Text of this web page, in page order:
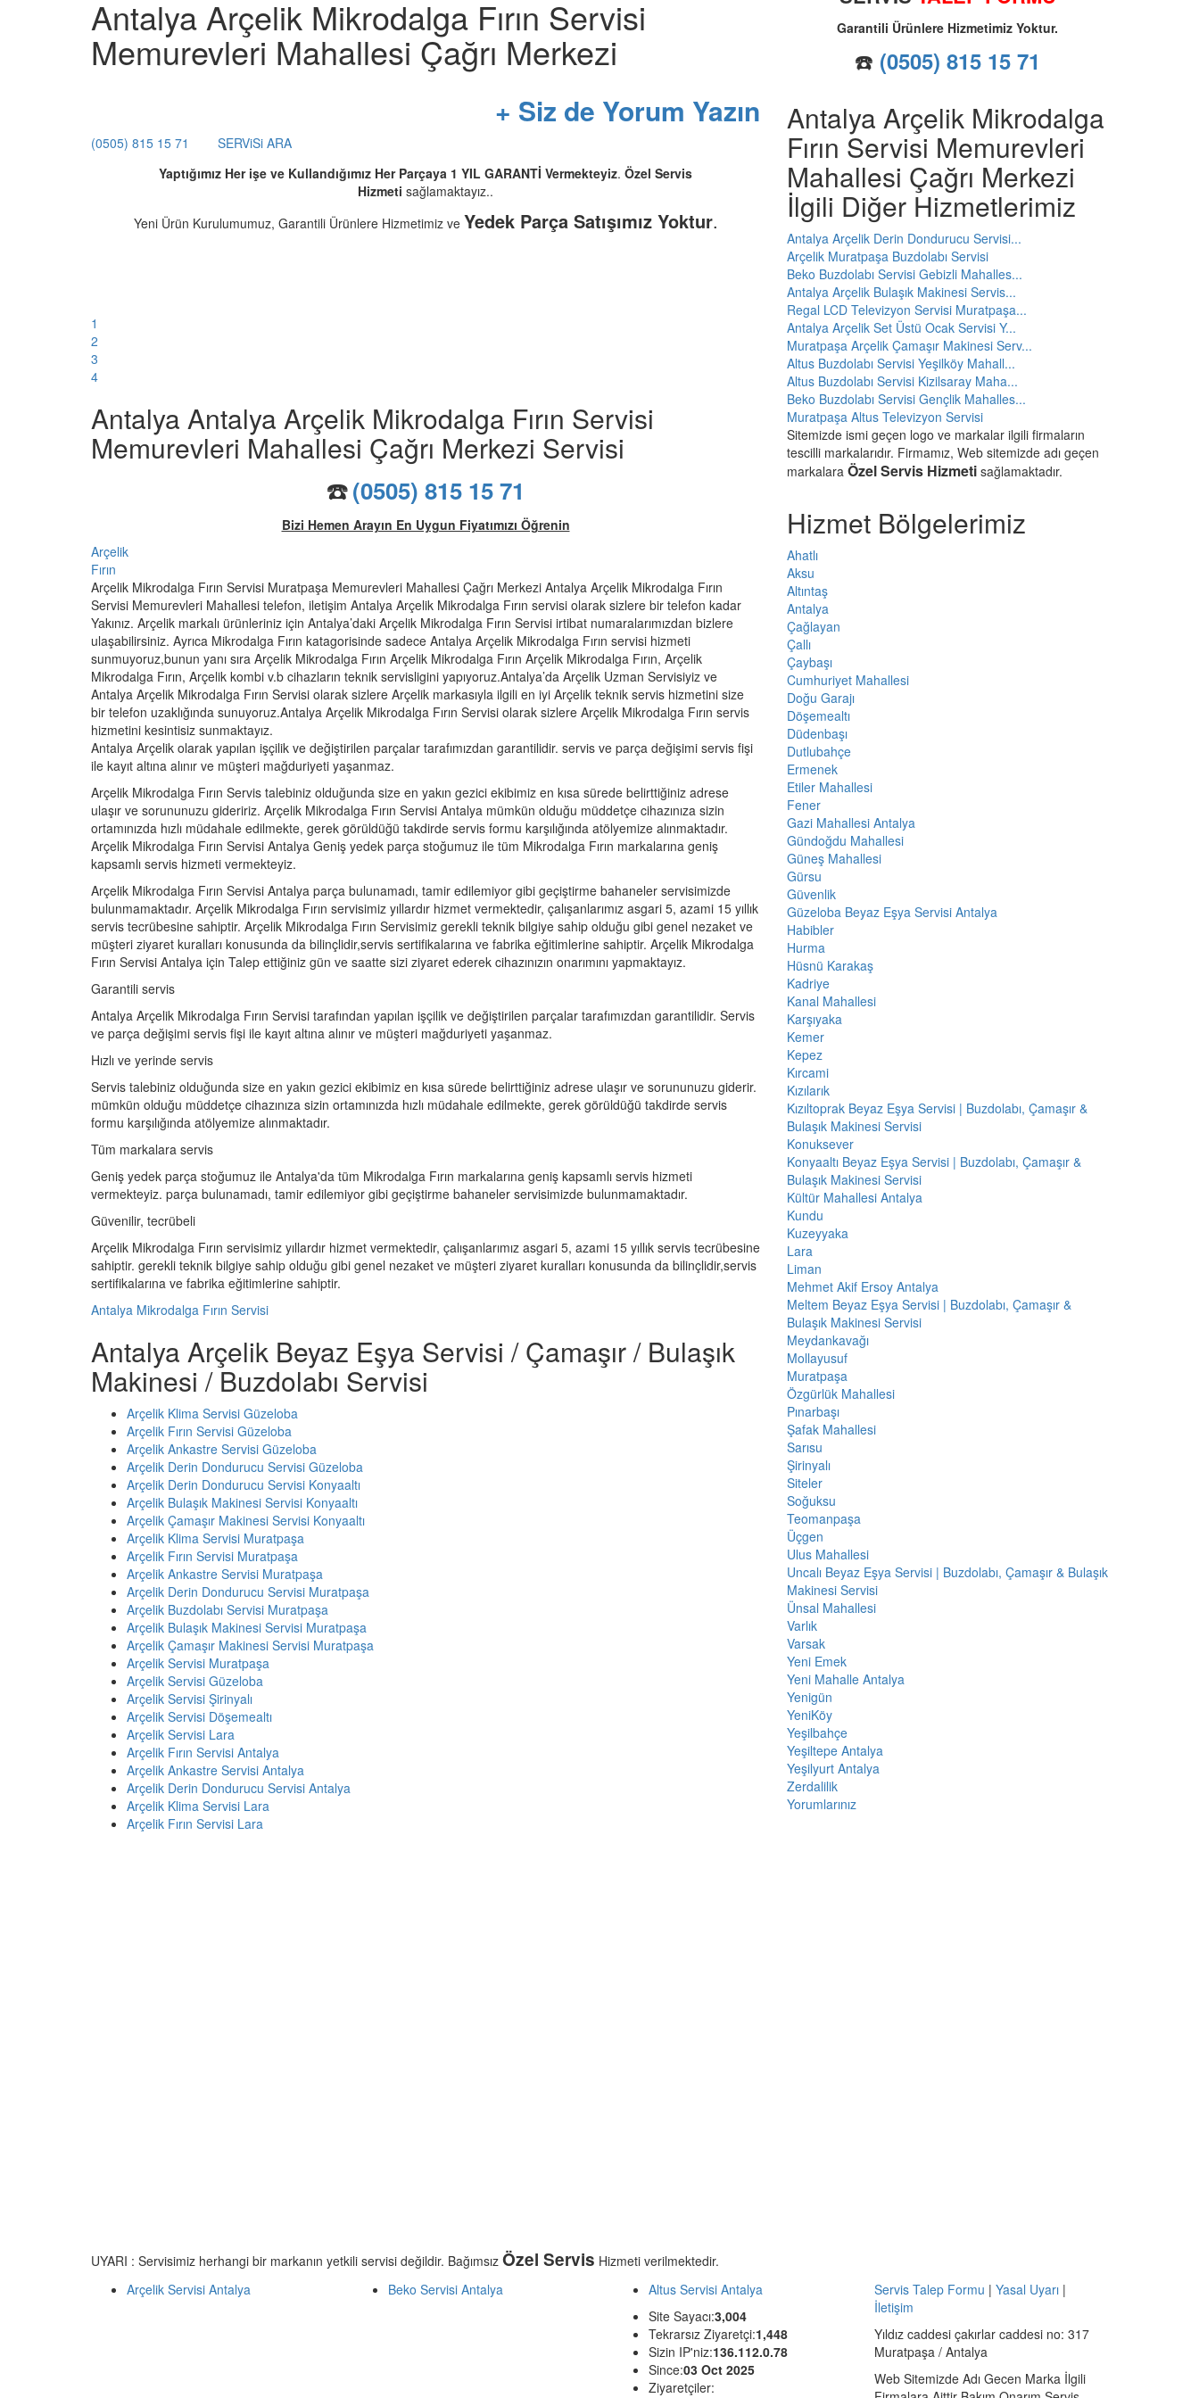
Antalya Arçelik Mikrodalga Fırın Servisi
Memurevleri Mahallesi Çağrı Merkezi
+ Siz de Yorum Yazın
(0505) 815 15 71
SERViSi ARA
Yaptığımız Her işe ve Kullandığımız Her Parçaya 1 YIL GARANTİ Vermekteyiz. Özel Servis
Hizmeti sağlamaktayız..
Yeni Ürün Kurulumumuz, Garantili Ürünlere Hizmetimiz ve Yedek Parça Satışımız Yoktur.
1
2
3
4
Antalya Antalya Arçelik Mikrodalga Fırın Servisi
Memurevleri Mahallesi Çağrı Merkezi Servisi
☎️(0505) 815 15 71
Bizi Hemen Arayın En Uygun Fiyatımızı Öğrenin
Arçelik
Fırın
Arçelik Mikrodalga Fırın Servisi Muratpaşa Memurevleri Mahallesi Çağrı Merkezi Antalya Arçelik Mikrodalga Fırın
Servisi Memurevleri Mahallesi telefon, iletişim Antalya Arçelik Mikrodalga Fırın servisi olarak sizlere bir telefon kadar
Yakınız. Arçelik markalı ürünleriniz için Antalya’daki Arçelik Mikrodalga Fırın Servisi irtibat numaralarımızdan bizlere
ulaşabilirsiniz. Ayrıca Mikrodalga Fırın katagorisinde sadece Antalya Arçelik Mikrodalga Fırın servisi hizmeti
sunmuyoruz,bunun yanı sıra Arçelik Mikrodalga Fırın Arçelik Mikrodalga Fırın Arçelik Mikrodalga Fırın, Arçelik
Mikrodalga Fırın, Arçelik kombi v.b cihazların teknik servisligini yapıyoruz.Antalya’da Arçelik Uzman Servisiyiz ve
Antalya Arçelik Mikrodalga Fırın Servisi olarak sizlere Arçelik markasıyla ilgili en iyi Arçelik teknik servis hizmetini size
bir telefon uzaklığında sunuyoruz.Antalya Arçelik Mikrodalga Fırın Servisi olarak sizlere Arçelik Mikrodalga Fırın servis
hizmetini kesintisiz sunmaktayız.
Antalya Arçelik olarak yapılan işçilik ve değiştirilen parçalar tarafımızdan garantilidir. servis ve parça değişimi servis fişi
ile kayıt altına alınır ve müşteri mağduriyeti yaşanmaz.
Arçelik Mikrodalga Fırın Servis talebiniz olduğunda size en yakın gezici ekibimiz en kısa sürede belirttiğiniz adrese
ulaşır ve sorununuzu gideririz. Arçelik Mikrodalga Fırın Servisi Antalya mümkün olduğu müddetçe cihazınıza sizin
ortamınızda hızlı müdahale edilmekte, gerek görüldüğü takdirde servis formu karşılığında atölyemize alınmaktadır.
Arçelik Mikrodalga Fırın Servisi Antalya Geniş yedek parça stoğumuz ile tüm Mikrodalga Fırın markalarına geniş
kapsamlı servis hizmeti vermekteyiz.
Arçelik Mikrodalga Fırın Servisi Antalya parça bulunamadı, tamir edilemiyor gibi geçiştirme bahaneler servisimizde
bulunmamaktadır. Arçelik Mikrodalga Fırın servisimiz yıllardır hizmet vermektedir, çalışanlarımız asgari 5, azami 15 yıllık
servis tecrübesine sahiptir. Arçelik Mikrodalga Fırın Servisimiz gerekli teknik bilgiye sahip olduğu gibi genel nezaket ve
müşteri ziyaret kuralları konusunda da bilinçlidir,servis sertifikalarına ve fabrika eğitimlerine sahiptir. Arçelik Mikrodalga
Fırın Servisi Antalya için Talep ettiğiniz gün ve saatte sizi ziyaret ederek cihazınızın onarımını yapmaktayız.
Garantili servis
Antalya Arçelik Mikrodalga Fırın Servisi tarafından yapılan işçilik ve değiştirilen parçalar tarafımızdan garantilidir. Servis
ve parça değişimi servis fişi ile kayıt altına alınır ve müşteri mağduriyeti yaşanmaz.
Hızlı ve yerinde servis
Servis talebiniz olduğunda size en yakın gezici ekibimiz en kısa sürede belirttiğiniz adrese ulaşır ve sorununuzu giderir.
mümkün olduğu müddetçe cihazınıza sizin ortamınızda hızlı müdahale edilmekte, gerek görüldüğü takdirde servis
formu karşılığında atölyemize alınmaktadır.
Tüm markalara servis
Geniş yedek parça stoğumuz ile Antalya'da tüm Mikrodalga Fırın markalarına geniş kapsamlı servis hizmeti
vermekteyiz. parça bulunamadı, tamir edilemiyor gibi geçiştirme bahaneler servisimizde bulunmamaktadır.
Güvenilir, tecrübeli
Arçelik Mikrodalga Fırın servisimiz yıllardır hizmet vermektedir, çalışanlarımız asgari 5, azami 15 yıllık servis tecrübesine
sahiptir. gerekli teknik bilgiye sahip olduğu gibi genel nezaket ve müşteri ziyaret kuralları konusunda da bilinçlidir,servis
sertifikalarına ve fabrika eğitimlerine sahiptir.
Antalya Mikrodalga Fırın Servisi
Antalya Arçelik Beyaz Eşya Servisi / Çamaşır / Bulaşık
Makinesi / Buzdolabı Servisi
Arçelik Klima Servisi Güzeloba
Arçelik Fırın Servisi Güzeloba
Arçelik Ankastre Servisi Güzeloba
Arçelik Derin Dondurucu Servisi Güzeloba
Arçelik Derin Dondurucu Servisi Konyaaltı
Arçelik Bulaşık Makinesi Servisi Konyaaltı
Arçelik Çamaşır Makinesi Servisi Konyaaltı
Arçelik Klima Servisi Muratpaşa
Arçelik Fırın Servisi Muratpaşa
Arçelik Ankastre Servisi Muratpaşa
Arçelik Derin Dondurucu Servisi Muratpaşa
Arçelik Buzdolabı Servisi Muratpaşa
Arçelik Bulaşık Makinesi Servisi Muratpaşa
Arçelik Çamaşır Makinesi Servisi Muratpaşa
Arçelik Servisi Muratpaşa
Arçelik Servisi Güzeloba
Arçelik Servisi Şirinyalı
Arçelik Servisi Döşemealtı
Arçelik Servisi Lara
Arçelik Fırın Servisi Antalya
Arçelik Ankastre Servisi Antalya
Arçelik Derin Dondurucu Servisi Antalya
Arçelik Klima Servisi Lara
Arçelik Fırın Servisi Lara
UYARI : Servisimiz herhangi bir markanın yetkili servisi değildir. Bağımsız Özel Servis Hizmeti verilmektedir.
Garantili Ürünlere Hizmetimiz Yoktur.
☎️ (0505) 815 15 71
Antalya Arçelik Mikrodalga
Fırın Servisi Memurevleri
Mahallesi Çağrı Merkezi
İlgili Diğer Hizmetlerimiz
Antalya Arçelik Derin Dondurucu Servisi...
Arçelik Muratpaşa Buzdolabı Servisi
Beko Buzdolabı Servisi Gebizli Mahalles...
Antalya Arçelik Bulaşık Makinesi Servis...
Regal LCD Televizyon Servisi Muratpaşa...
Antalya Arçelik Set Üstü Ocak Servisi Y...
Muratpaşa Arçelik Çamaşır Makinesi Serv...
Altus Buzdolabı Servisi Yeşilköy Mahall...
Altus Buzdolabı Servisi Kizilsaray Maha...
Beko Buzdolabı Servisi Gençlik Mahalles...
Muratpaşa Altus Televizyon Servisi
Sitemizde ismi geçen logo ve markalar ilgili firmaların
tescilli markalarıdır. Firmamız, Web sitemizde adı geçen
markalara Özel Servis Hizmeti sağlamaktadır.
Hizmet Bölgelerimiz
Ahatlı
Aksu
Altıntaş
Antalya
Çağlayan
Çallı
Çaybaşı
Cumhuriyet Mahallesi
Doğu Garajı
Döşemealtı
Düdenbaşı
Dutlubahçe
Ermenek
Etiler Mahallesi
Fener
Gazi Mahallesi Antalya
Gündoğdu Mahallesi
Güneş Mahallesi
Gürsu
Güvenlik
Güzeloba Beyaz Eşya Servisi Antalya
Habibler
Hurma
Hüsnü Karakaş
Kadriye
Kanal Mahallesi
Karşıyaka
Kemer
Kepez
Kırcami
Kızılarık
Kızıltoprak Beyaz Eşya Servisi | Buzdolabı, Çamaşır &
Bulaşık Makinesi Servisi
Konuksever
Konyaaltı Beyaz Eşya Servisi | Buzdolabı, Çamaşır &
Bulaşık Makinesi Servisi
Kültür Mahallesi Antalya
Kundu
Kuzeyyaka
Lara
Liman
Mehmet Akif Ersoy Antalya
Meltem Beyaz Eşya Servisi | Buzdolabı, Çamaşır &
Bulaşık Makinesi Servisi
Meydankavağı
Mollayusuf
Muratpaşa
Özgürlük Mahallesi
Pınarbaşı
Şafak Mahallesi
Sarısu
Şirinyalı
Siteler
Soğuksu
Teomanpaşa
Üçgen
Ulus Mahallesi
Uncalı Beyaz Eşya Servisi | Buzdolabı, Çamaşır & Bulaşık
Makinesi Servisi
Ünsal Mahallesi
Varlık
Varsak
Yeni Emek
Yeni Mahalle Antalya
Yenigün
YeniKöy
Yeşilbahçe
Yeşiltepe Antalya
Yeşilyurt Antalya
Zerdalilik
Yorumlarınız
Arçelik Servisi Antalya Beko Servisi Antalya
Altus Servisi Antalya
Site Sayacı:3,004
Tekrarsız Ziyaretçi:1,448
Sizin IP'niz:136.112.0.78
Since:03 Oct 2025
Ziyaretçiler:
Servis Talep Formu | Yasal Uyarı |
İletişim
Yıldız caddesi çakırlar caddesi no: 317
Muratpaşa / Antalya
Web Sitemizde Adı Gecen Marka İlgili